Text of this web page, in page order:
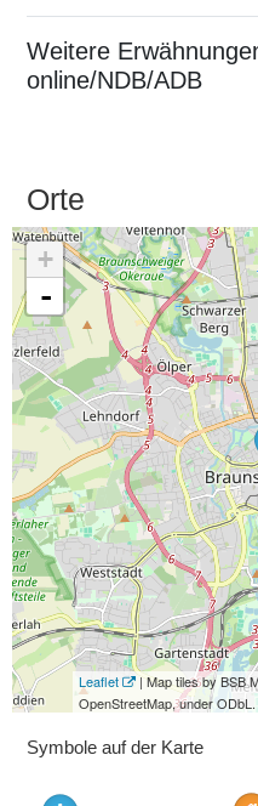
Weitere
online/NDB/ADB
Orte
+
-
Leaflet
| Map tiles by BSB
OpenStreetMap, under ODbL.
Symbole auf der Karte